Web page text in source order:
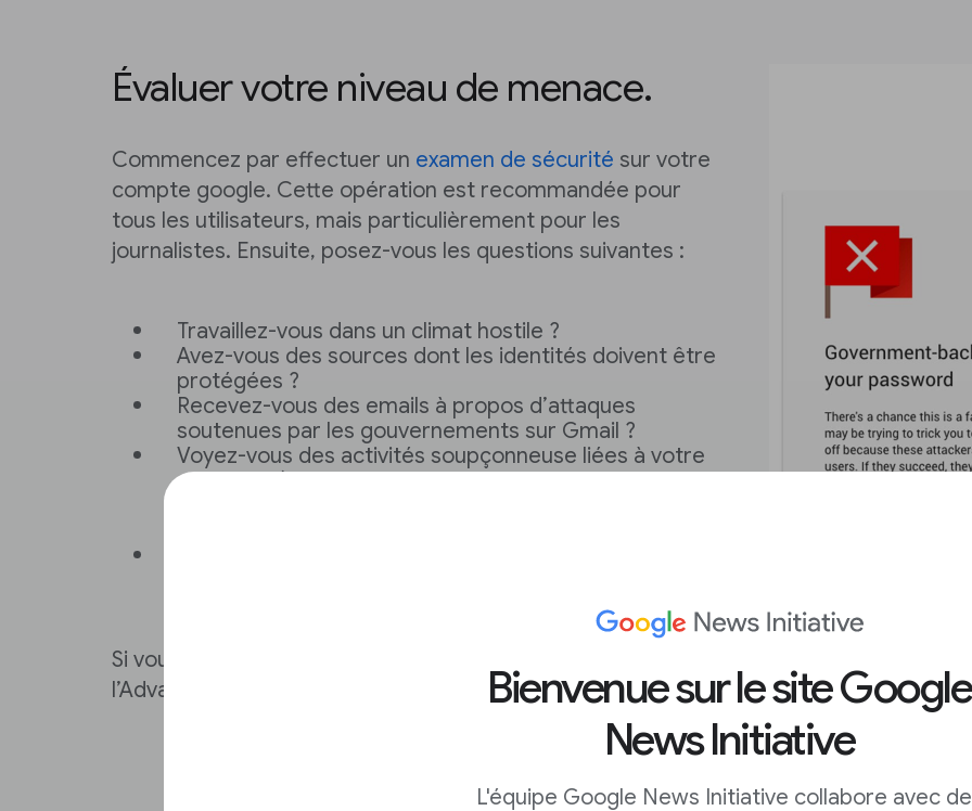
Bienvenue sur le site Google
News Initiative
L'équipe Google News Initiative collabore avec
Évaluer votre niveau de menace.
Commencez par effectuer un examen de sécurité sur votre
compte google. Cette opération est recommandée pour
tous les utilisateurs, mais particulièrement pour les
journalistes. Ensuite, posez-vous les questions suivantes :
Travaillez-vous dans un climat hostile ?
Avez-vous des sources dont les identités doivent être
protégées ?
Recevez-vous des emails à propos d’attaques
soutenues par les gouvernements sur Gmail ?
Voyez-vous des activités soupçonneuse liées à votre
compte ? (par exemple, des tentatives de
Si vous avez répondu « oui » à l’une de ces questions,
l’Advanced Protection Program pourrait vous convenir.